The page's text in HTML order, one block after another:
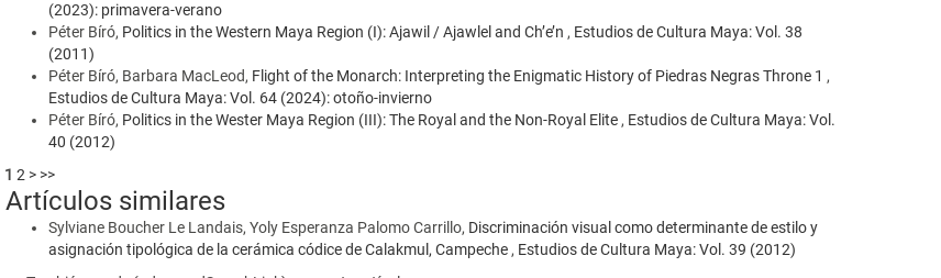
(2023): primavera-verano
Péter Bíró, Politics in the Western Maya Region (I): Ajawil / Ajawlel and Ch’e’n , Estudios de Cultura Maya: Vol. 38
(2011)
Péter Bíró, Barbara MacLeod, Flight of the Monarch: Interpreting the Enigmatic History of Piedras Negras Throne 1 ,
Estudios de Cultura Maya: Vol. 64 (2024): otoño-invierno
Péter Bíró, Politics in the Wester Maya Region (III): The Royal and the Non-Royal Elite , Estudios de Cultura Maya: Vol.
40 (2012)
1 2 > >>
Artículos similares
Sylviane Boucher Le Landais, Yoly Esperanza Palomo Carrillo, Discriminación visual como determinante de estilo y
asignación tipológica de la cerámica códice de Calakmul, Campeche , Estudios de Cultura Maya: Vol. 39 (2012)